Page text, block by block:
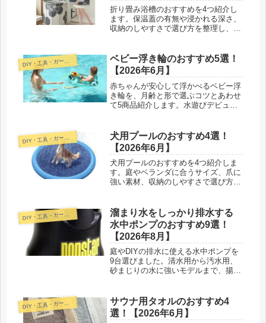
折り畳み浴槽のおすすめを4つ紹介し
ます。保温蓋の有無や浸かれる深さ、
収納のしやすさで選び方を整理し、気
D
IY・工具・ガーデン
ベビー浮き輪のおすすめ5選！
【2026年6月】
赤ちゃんが安心して浮かべるベビー浮
き輪を、月齢と形で選ぶコツとあわせ
て5商品紹介します。水遊びデビュー
D
IY・工具・ガーデン
犬用プールのおすすめ4選！
【2026年6月】
犬用プールのおすすめを4つ紹介しま
す。庭やベランダに合うサイズ、爪に
強い素材、収納のしやすさで選び方を
D
IY・工具・ガーデン
溜まり水をしっかり排水する
水中ポンプのおすすめ9選！
【2026年8月】
庭やDIYの排水に使える水中ポンプを
9台選びました。清水用から汚水用、
砂まじりの水に強いモデルまで、揚程
D
IY・工具・ガーデン
サウナ用タオルのおすすめ4
選！【2026年6月】